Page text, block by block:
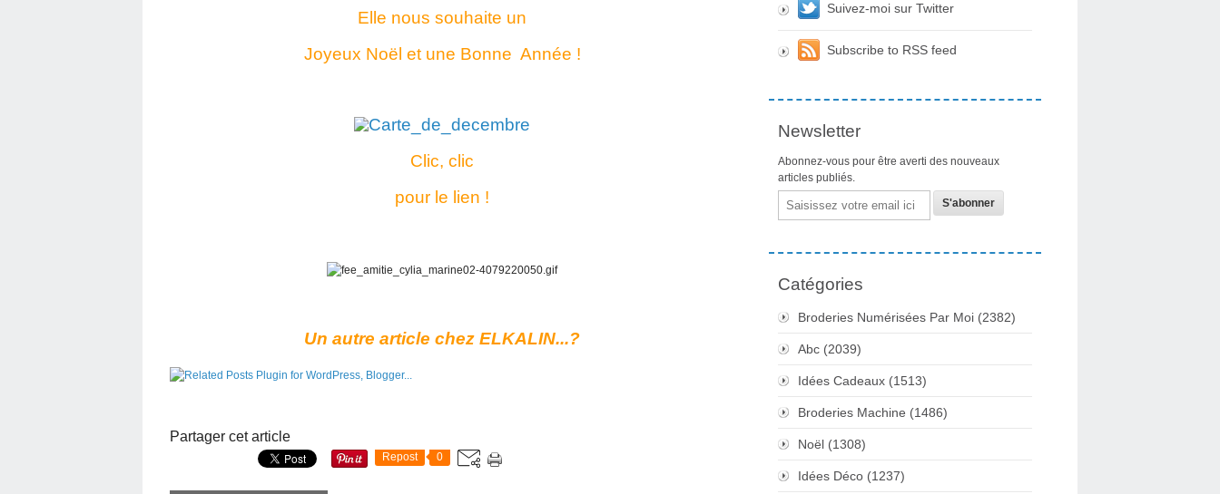
Elle nous souhaite un
Joyeux Noël et une Bonne Année !
Clic, clic
pour le lien !
Un autre article chez ELKALIN...?
Partager cet article
Repost 0
Suivez-moi sur Twitter
Subscribe to RSS feed
Newsletter
Abonnez-vous pour être averti des nouveaux
articles publiés.
Email
Catégories
Broderies Numérisées Par Moi (2382)
Abc (2039)
Idées Cadeaux (1513)
Broderies Machine (1486)
Noël (1308)
Idées Déco (1237)